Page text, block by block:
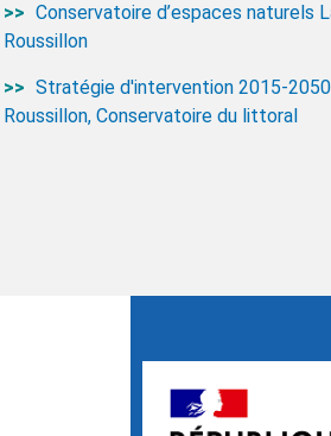
Conservatoire d’espaces naturels
Roussillon
Stratégie d'intervention 2015-
Roussillon, Conservatoire du littoral